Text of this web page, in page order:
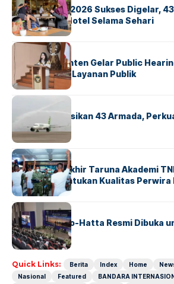
GM For A Day 2026 Sukses Digelar,
Operasional Hotel Selama Sehari
BANDARA BERITA
Karantina Banten Gelar Public
Transparansi Layanan Publik
BANDARA
Citilink Operasikan 43 Armada,
Nasional
BERITA
Sidang Pantukhir Taruna Akademi
Strategis Tentukan Kualitas Perwira
BANDARA BERITA
IALC Soekarno-Hatta Resmi Dibuka
Dunia
Quick Links: Berita Index Home
Nasional
Featured
BANDARA